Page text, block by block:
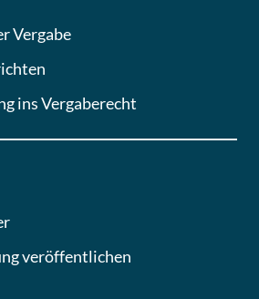
Vergabe
ins Vergaberecht
veröffentlichen